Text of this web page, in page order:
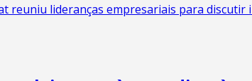
reuniu lideranças empresariais para